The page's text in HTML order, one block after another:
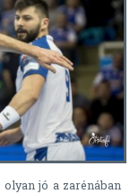
jó a zarénában